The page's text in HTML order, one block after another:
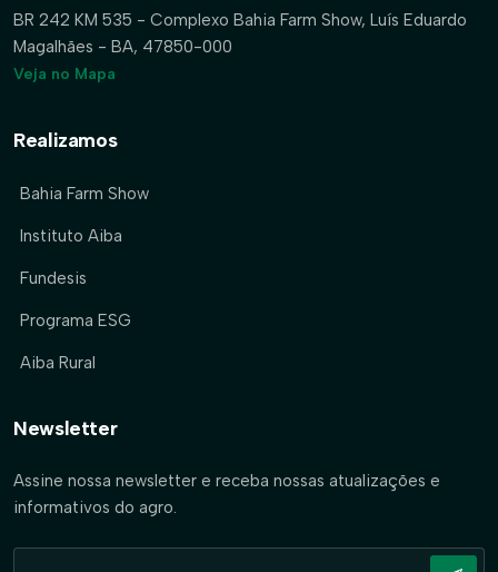
BR 242 KM 535 - Complexo Bahia Farm Show, Luís Eduardo
Magalhães - BA, 47850-000
Veja no Mapa
Realizamos
Bahia Farm Show
Instituto Aiba
Fundesis
Programa ESG
Aiba Rural
Newsletter
Assine nossa newsletter e receba nossas atualizações e
informativos do agro.